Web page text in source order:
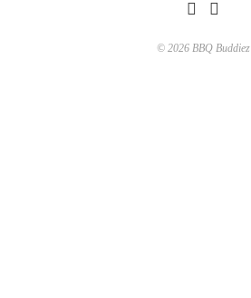
© 2026 BBQ Buddiez